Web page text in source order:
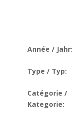
Année / Jahr:
Type / Typ:
Catégorie /
Kategorie: